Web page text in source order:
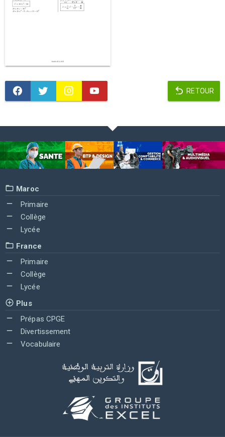
RETOUR
Maroc
Primaire
Collège
Lycée
France
Primaire
Collège
Lycée
Plus
Prépas CPGE
Divertissement
Vocabulaire